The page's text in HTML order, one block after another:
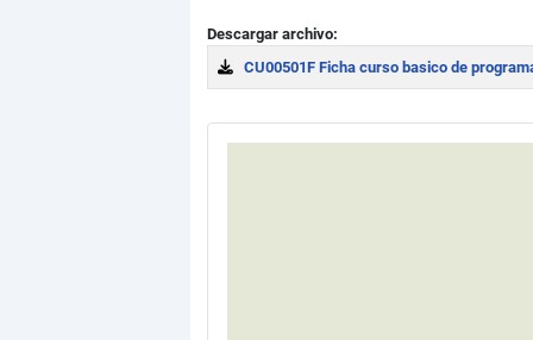
Descargar archivo:
CU00501F Ficha curso basico de